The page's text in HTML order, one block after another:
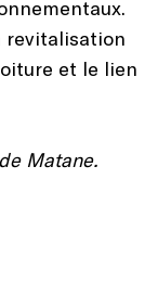
revitalisation
et le lien
Matane.